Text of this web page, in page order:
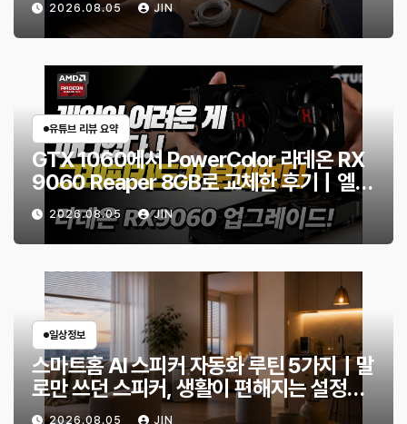
2026.08.05 JIN
유튜브 리뷰 요약
GTX 1060에서 PowerColor 라데온 RX
9060 Reaper 8GB로 교체한 후기｜엘든
링·몬스터 헌터 와일즈 체감 변화
2026.08.05 JIN
일상정보
스마트홈 AI 스피커 자동화 루틴 5가지｜말
로만 쓰던 스피커, 생활이 편해지는 설정
은?2026.08.05 JIN